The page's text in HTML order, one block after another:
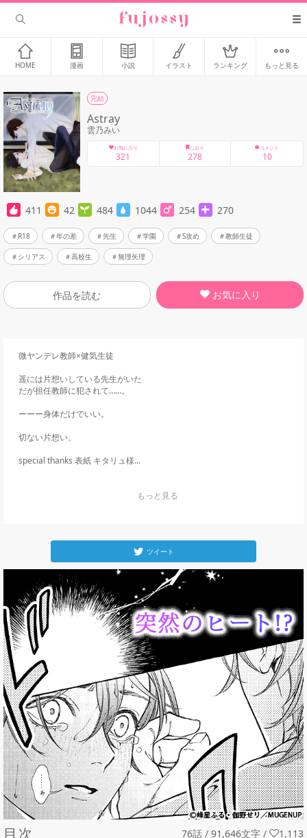
HOME 漫画 小説 イラスト ランキング もっと見る
完結
Astray
雲乃みい
お気に入り
321
しおり
278
コメント
10
411 42 484 1044 254 270
R18 年の差 先生 学園 S攻め 教師生徒
シリアス 高校生 無理矢理
作品を読む お気に入り
微ヤンデレ教師×健気生徒
遥には片想いしている先生がいた
だが担任教師に犯されて……。
ーーー身体だけでいい。
切ない片想い。
special thanks 表紙 キタリュ様...
ツイート
目次 76話 / 91,646文字 /
1,113